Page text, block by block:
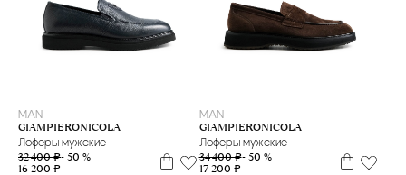
MAN
GIAMPIERONICOLA
Лоферы мужские
32 400 ₽- 50 %
16 200 ₽
MAN
GIAMPIERONICOLA
Лоферы мужские
34 400 ₽- 50 %
17 200 ₽